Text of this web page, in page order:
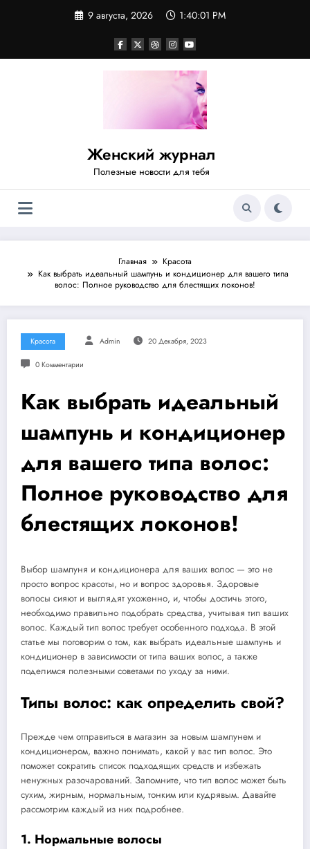
9 августа, 2026 1:40:02 PM
Женский журнал
Полезные новости для тебя
Главная
Красота
Как выбрать идеальный шампунь и кондиционер для вашего типа
волос: Полное руководство для блестящих локонов!
Красота Admin 20 Декабря, 2023
0 Комментарии
Как выбрать идеальный
шампунь и кондиционер
для вашего типа волос:
Полное руководство для
блестящих локонов!
Выбор шампуня и кондиционера для ваших волос — это не
просто вопрос красоты, но и вопрос здоровья. Здоровые
волосы сияют и выглядят ухоженно, и, чтобы достичь этого,
необходимо правильно подобрать средства, учитывая тип ваших
волос. Каждый тип волос требует особенного подхода. В этой
статье мы поговорим о том, как выбрать идеальные шампунь и
кондиционер в зависимости от типа ваших волос, а также
поделимся полезными советами по уходу за ними.
Типы волос: как определить свой?
Прежде чем отправиться в магазин за новым шампунем и
кондиционером, важно понимать, какой у вас тип волос. Это
поможет сократить список подходящих средств и избежать
ненужных разочарований. Запомните, что тип волос может быть
сухим, жирным, нормальным, тонким или кудрявым. Давайте
рассмотрим каждый из них подробнее.
1. Нормальные волосы